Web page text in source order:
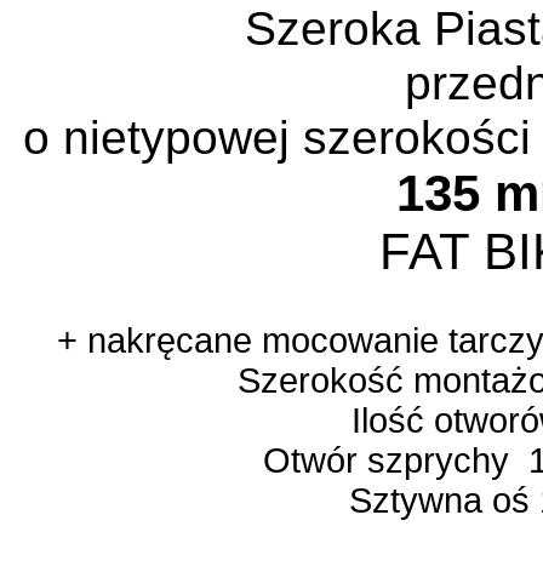
Szeroka
o nietypowej
135
FAT
+ nakręcane mocowanie
Szerokość
Ilość
Otwór szprychy
Sztywna oś